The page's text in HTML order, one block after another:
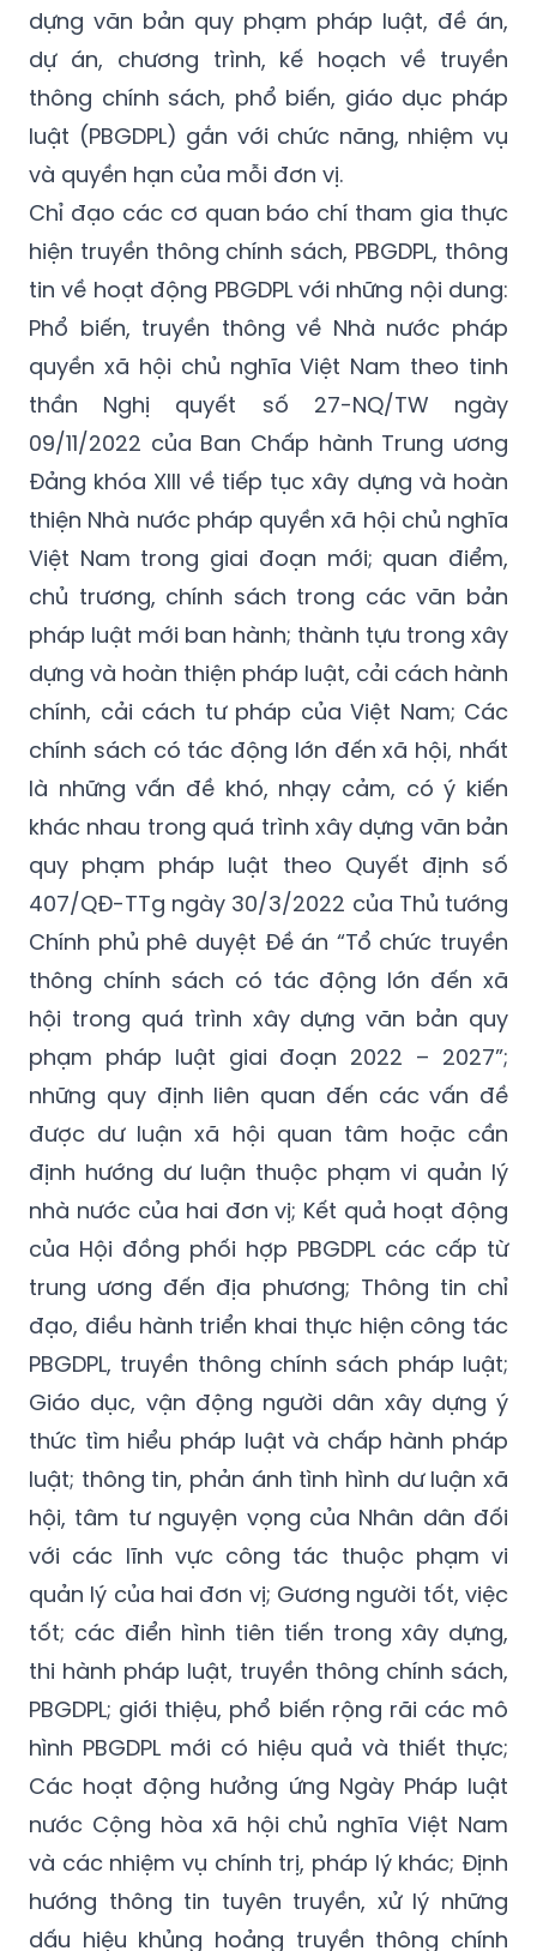
thông chính sách, phổ biến, giáo dục pháp
luật (PBGDPL) gắn với chức năng, nhiệm vụ
và quyền hạn của mỗi đơn vị.
Chỉ đạo các cơ quan báo chí tham gia thực
hiện truyền thông chính sách, PBGDPL, thông
tin về hoạt động PBGDPL với những nội dung:
Phổ biến, truyền thông về Nhà nước pháp
quyền xã hội chủ nghĩa Việt Nam theo tinh
thần Nghị quyết số 27-NQ/TW ngày
09/11/2022 của Ban Chấp hành Trung ương
Đảng khóa XIII về tiếp tục xây dựng và hoàn
thiện Nhà nước pháp quyền xã hội chủ nghĩa
Việt Nam trong giai đoạn mới; quan điểm,
chủ trương, chính sách trong các văn bản
pháp luật mới ban hành; thành tựu trong xây
dựng và hoàn thiện pháp luật, cải cách hành
chính, cải cách tư pháp của Việt Nam; Các
chính sách có tác động lớn đến xã hội, nhất
là những vấn đề khó, nhạy cảm, có ý kiến
khác nhau trong quá trình xây dựng văn bản
quy phạm pháp luật theo Quyết định số
407/QĐ-TTg ngày 30/3/2022 của Thủ tướng
Chính phủ phê duyệt Đề án “Tổ chức truyền
thông chính sách có tác động lớn đến xã
hội trong quá trình xây dựng văn bản quy
phạm pháp luật giai đoạn 2022 – 2027”;
những quy định liên quan đến các vấn đề
được dư luận xã hội quan tâm hoặc cần
định hướng dư luận thuộc phạm vi quản lý
nhà nước của hai đơn vị; Kết quả hoạt động
của Hội đồng phối hợp PBGDPL các cấp từ
trung ương đến địa phương; Thông tin chỉ
đạo, điều hành triển khai thực hiện công tác
PBGDPL, truyền thông chính sách pháp luật;
Giáo dục, vận động người dân xây dựng ý
thức tìm hiểu pháp luật và chấp hành pháp
luật; thông tin, phản ánh tình hình dư luận xã
hội, tâm tư nguyện vọng của Nhân dân đối
với các lĩnh vực công tác thuộc phạm vi
quản lý của hai đơn vị; Gương người tốt, việc
tốt; các điển hình tiên tiến trong xây dựng,
thi hành pháp luật, truyền thông chính sách,
PBGDPL; giới thiệu, phổ biến rộng rãi các mô
hình PBGDPL mới có hiệu quả và thiết thực;
Các hoạt động hưởng ứng Ngày Pháp luật
nước Cộng hòa xã hội chủ nghĩa Việt Nam
và các nhiệm vụ chính trị, pháp lý khác; Định
hướng thông tin tuyên truyền, xử lý những
dấu hiệu khủng hoảng truyền thông chính
sách.